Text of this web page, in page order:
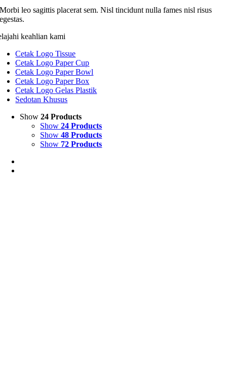
Morbi leo sagittis placerat sem. Nisl tincidunt nulla fames nisl risus
egestas.
keahlian kami
Cetak Logo Tissue
Cetak Logo Paper Cup
Cetak Logo Paper Bowl
Cetak Logo Paper Box
Cetak Logo Gelas Plastik
Sedotan Khusus
Show24 Products
Show24 Products
Show48 Products
Show 72 Products